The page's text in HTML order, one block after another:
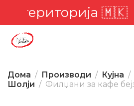
територија 🇲🇰
Дома Производи Кујна
Шолји
Филџани за кафе